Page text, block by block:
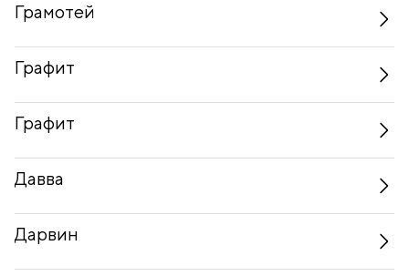
Грамотей
Графит
Графит
Давва
Дарвин